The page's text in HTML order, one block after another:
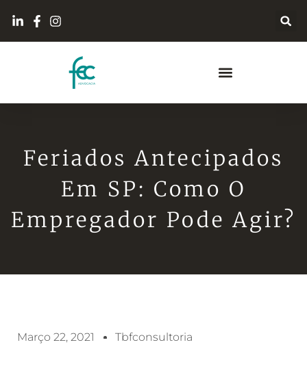
Feriados Antecipados
Em SP: Como O
Empregador Pode Agir?
Março 22, 2021 Tbfconsultoria